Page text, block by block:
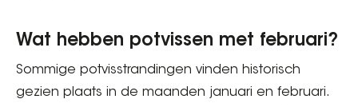
Wat hebben potvissen met februari?
Sommige potvisstrandingen vinden historisch
gezien plaats in de maanden januari en februari.